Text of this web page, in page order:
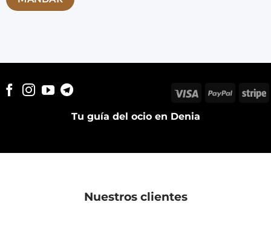
Tu guía del ocio en Denia
Visa PayPal
Nuestros clientes